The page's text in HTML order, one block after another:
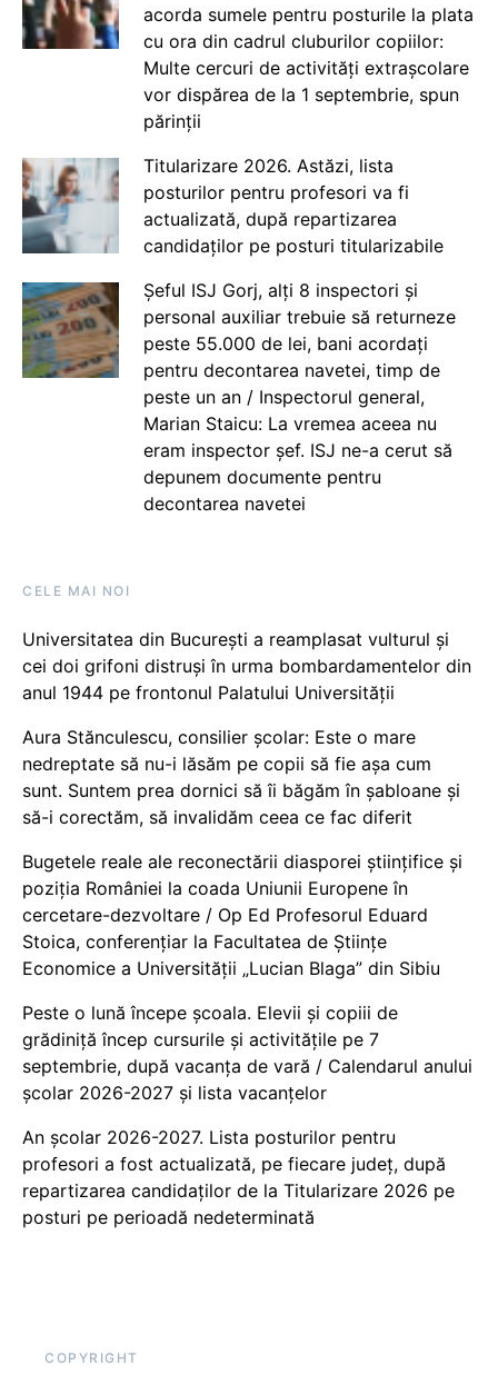
acorda sumele pentru posturile la plata
cu ora din cadrul cluburilor copiilor:
Multe cercuri de activități extrașcolare
vor dispărea de la 1 septembrie, spun
părinții
Titularizare 2026. Astăzi, lista
posturilor pentru profesori va fi
actualizată, după repartizarea
candidaților pe posturi titularizabile
Șeful ISJ Gorj, alți 8 inspectori și
personal auxiliar trebuie să returneze
peste 55.000 de lei, bani acordați
pentru decontarea navetei, timp de
peste un an / Inspectorul general,
Marian Staicu: La vremea aceea nu
eram inspector șef. ISJ ne-a cerut să
depunem documente pentru
decontarea navetei
CELE MAI NOI
Universitatea din București a reamplasat vulturul și
cei doi grifoni distruși în urma bombardamentelor din
anul 1944 pe frontonul Palatului Universității
Aura Stănculescu, consilier școlar: Este o mare
nedreptate să nu-i lăsăm pe copii să fie așa cum
sunt. Suntem prea dornici să îi băgăm în șabloane și
să-i corectăm, să invalidăm ceea ce fac diferit
Bugetele reale ale reconectării diasporei științifice și
poziția României la coada Uniunii Europene în
cercetare-dezvoltare / Op Ed Profesorul Eduard
Stoica, conferențiar la Facultatea de Științe
Economice a Universității „Lucian Blaga” din Sibiu
Peste o lună începe școala. Elevii și copiii de
grădiniță încep cursurile și activitățile pe 7
septembrie, după vacanța de vară / Calendarul anului
școlar 2026-2027 și lista vacanțelor
An școlar 2026-2027. Lista posturilor pentru
profesori a fost actualizată, pe fiecare județ, după
repartizarea candidaților de la Titularizare 2026 pe
posturi pe perioadă nedeterminată
COPYRIGHT